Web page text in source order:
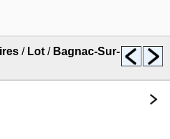
/ Lot / Bagnac-Sur-